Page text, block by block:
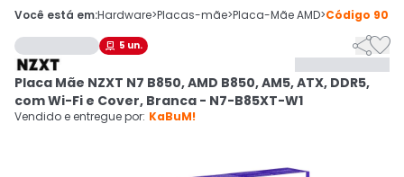
 Olá. Acesse sua conta
 Departamentos
Cupons
CADASTRE-SE
Você está em:Hardware>Placas-mãe>Placa-Mãe AMD>Código
 5 un. 
Placa Mãe NZXT N7 B850, AMD B850, AM5, ATX, DDR5,
com Wi-Fi e Cover, Branca - N7-B85XT-W1
Vendido e entregue por: KaBuM!